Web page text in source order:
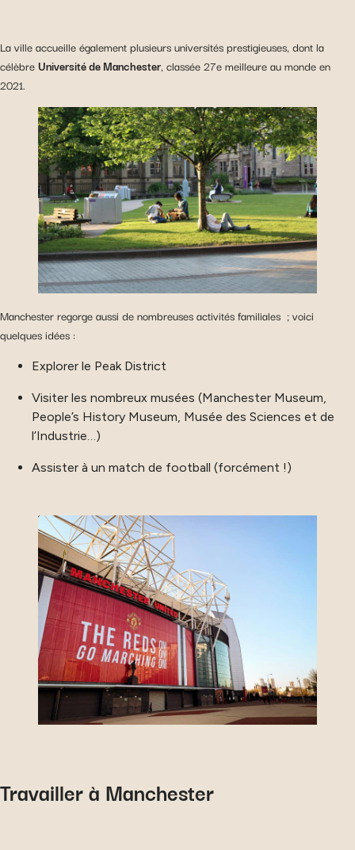
La ville accueille également plusieurs universités prestigieuses, dont la
célèbreUniversité de Manchester, classée 27e meilleure au monde en
2021.
Manchester regorge aussi de nombreuses activités familiales ; voici
quelques idées :
Explorer le Peak District
Visiter les nombreux musées (Manchester Museum,
People’s History Museum, Musée des Sciences et de
l’Industrie…)
Assister à un match de football (forcément !)
Travailler à Manchester